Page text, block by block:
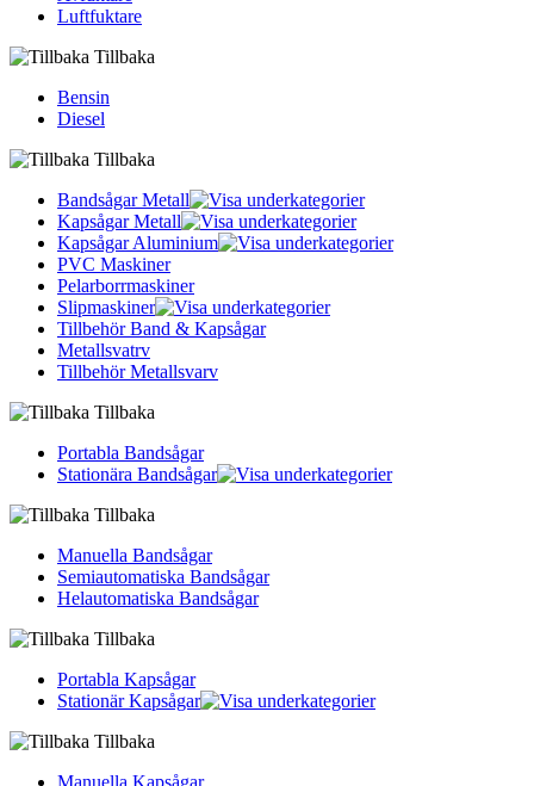
Luftfuktare
Tillbaka
Bensin
Diesel
Tillbaka
Bandsågar Metall
Kapsågar Metall
Kapsågar Aluminium
PVC Maskiner
Pelarborrmaskiner
Slipmaskiner
Tillbehör Band & Kapsågar
Metallsvatrv
Tillbehör Metallsvarv
Tillbaka
Portabla Bandsågar
Stationära Bandsågar
Tillbaka
Manuella Bandsågar
Semiautomatiska Bandsågar
Helautomatiska Bandsågar
Tillbaka
Portabla Kapsågar
Stationär Kapsågar
Tillbaka